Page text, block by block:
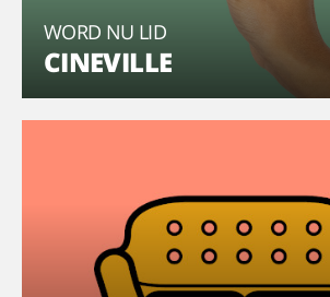
WORD NU LID
CINEVILLE